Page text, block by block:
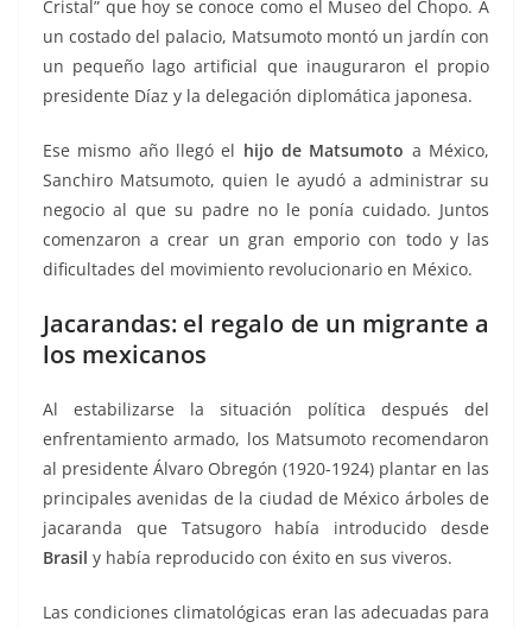
Cristal” que hoy se conoce como el Museo del Chopo. A
un costado del palacio, Matsumoto montó un jardín con
un pequeño lago artificial que inauguraron el propio
presidente Díaz y la delegación diplomática japonesa.
Ese mismo año llegó el hijo de Matsumoto a México,
Sanchiro Matsumoto, quien le ayudó a administrar su
negocio al que su padre no le ponía cuidado. Juntos
comenzaron a crear un gran emporio con todo y las
dificultades del movimiento revolucionario en México.
Jacarandas: el regalo de un migrante a
los mexicanos
Al estabilizarse la situación política después del
enfrentamiento armado, los Matsumoto recomendaron
al presidente Álvaro Obregón (1920-1924) plantar en las
principales avenidas de la ciudad de México árboles de
jacaranda que Tatsugoro había introducido desde
Brasil y había reproducido con éxito en sus viveros.
Las condiciones climatológicas eran las adecuadas para